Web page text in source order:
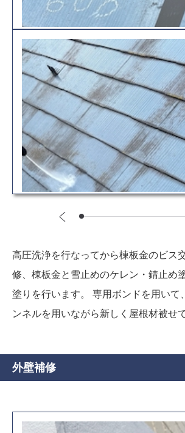
高圧洗浄を行なってから棟板金のビス
修、棟板金と雪止めのケレン・錆止め
塗りを行います。 専用ボンドを用いて
ンネルを用いながら新しく屋根材被せ
外壁補修